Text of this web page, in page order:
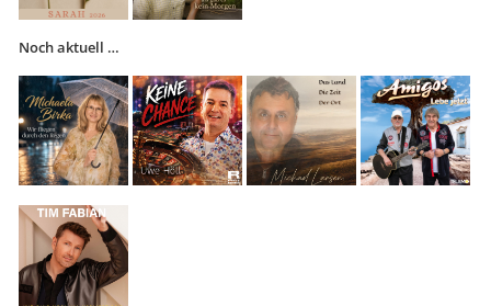
Noch aktuell …